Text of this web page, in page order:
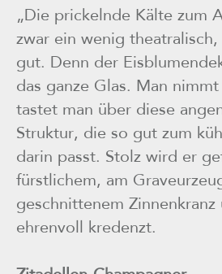
„Die prickelnde Kälte zum
zwar ein wenig
gut. Denn der
das ganze Glas. Man
tastet man über diese
Struktur, die so gut zum
darin passt. Stolz wird er
fürstlichem, am
geschnittenem
ehrenvoll kredenzt.